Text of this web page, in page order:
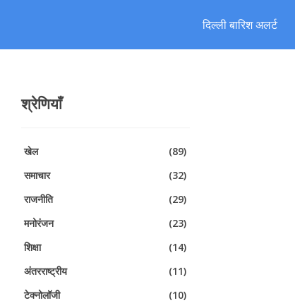
दिल्ली बारिश अलर्ट
श्रेणियाँ
खेल
(89)
समाचार
(32)
राजनीति
(29)
मनोरंजन
(23)
शिक्षा
(14)
अंतरराष्ट्रीय
(11)
टेक्नोलॉजी
(10)